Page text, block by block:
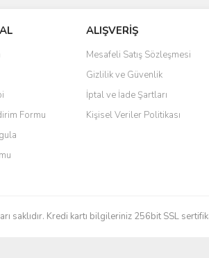
resmi kalitesiz, bozuk veya görüntülenemiyor.
açıklamasında eksik bilgiler bulunuyor.
bilgilerinde hatalar bulunuyor.
fiyatı diğer sitelerden daha pahalı.
ürüne benzer farklı alternatifler olmalı.
Formu
ALIŞVERİŞ
Mesafeli Satış Sözleşmesi
Gizlilik ve Güvenlik
İptal ve İade Şartları
Kişisel Veriler Politikası
saklıdır. Kredi kartı bilgileriniz 256bit SSL